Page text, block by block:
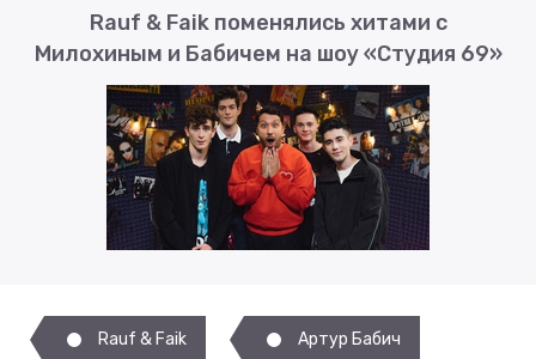
Rauf & Faik поменялись хитами с
Милохиным и Бабичем на шоу «Студия 69»
Rauf & Faik Артур Бабич